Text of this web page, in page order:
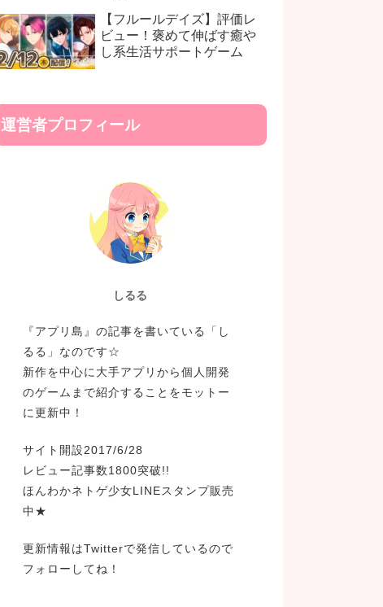
【フルールデイズ】評価レ
ビュー！褒めて伸ばす癒や
し系生活サポートゲーム
運営者プロフィール
しるる
『アプリ島』の記事を書いている「し
るる」なのです☆
新作を中心に大手アプリから個人開発
のゲームまで紹介することをモットー
に更新中！
サイト開設2017/6/28
レビュー記事数1800突破!!
ほんわかネトゲ少女LINEスタンプ販売
中★
更新情報はTwitterで発信しているので
フォローしてね！